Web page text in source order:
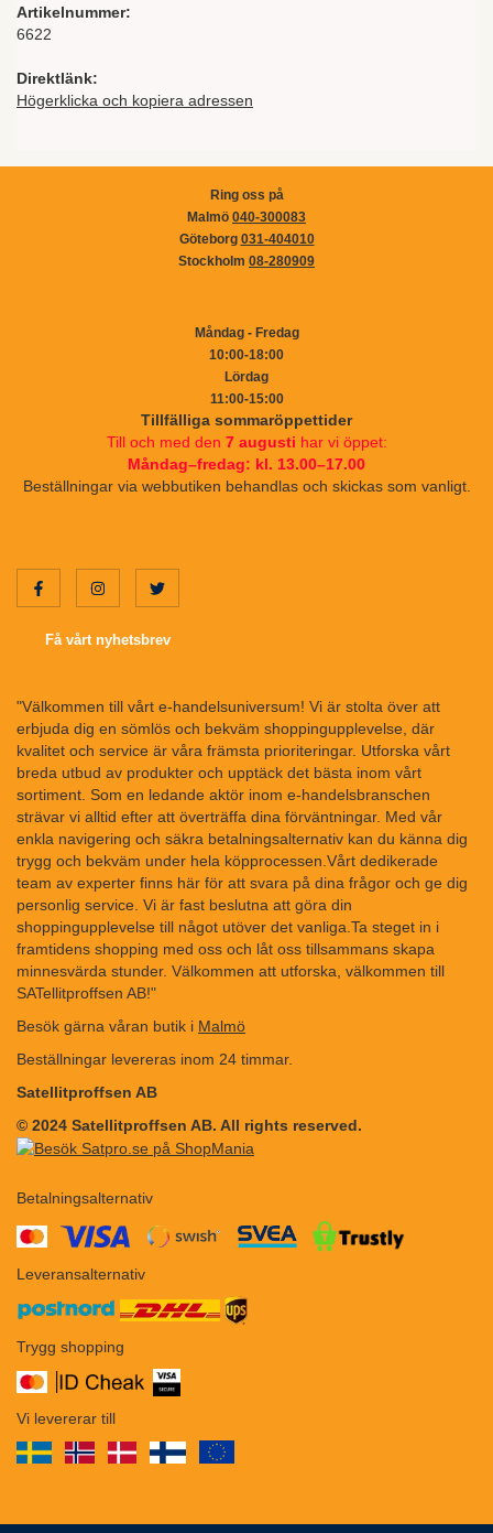
Artikelnummer:
6622
Direktlänk:
Högerklicka och kopiera adressen
Ring oss på
Malmö 040-300083
Göteborg 031-404010
Stockholm 08-280909
Måndag - Fredag
10:00-18:00
Lördag
11:00-15:00
Tillfälliga sommaröppettider
Till och med den 7 augusti har vi öppet:
Måndag–fredag: kl. 13.00–17.00
Beställningar via webbutiken behandlas och skickas som vanligt.
Få vårt nyhetsbrev
"Välkommen till vårt e-handelsuniversum! Vi är stolta över att
erbjuda dig en sömlös och bekväm shoppingupplevelse, där
kvalitet och service är våra främsta prioriteringar. Utforska vårt
breda utbud av produkter och upptäck det bästa inom vårt
sortiment. Som en ledande aktör inom e-handelsbranschen
strävar vi alltid efter att överträffa dina förväntningar. Med vår
enkla navigering och säkra betalningsalternativ kan du känna dig
trygg och bekväm under hela köpprocessen.Vårt dedikerade
team av experter finns här för att svara på dina frågor och ge dig
personlig service. Vi är fast beslutna att göra din
shoppingupplevelse till något utöver det vanliga.Ta steget in i
framtidens shopping med oss och låt oss tillsammans skapa
minnesvärda stunder. Välkommen att utforska, välkommen till
SATellitproffsen AB!"
Besök gärna våran butik i Malmö
Beställningar levereras inom 24 timmar.
Satellitproffsen AB
© 2024 Satellitproffsen AB. All rights reserved.
Betalningsalternativ
Leveransalternativ
Trygg shopping
Vi levererar till